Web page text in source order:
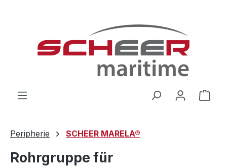
Peripherie SCHEER MARELA®
Rohrgruppe für